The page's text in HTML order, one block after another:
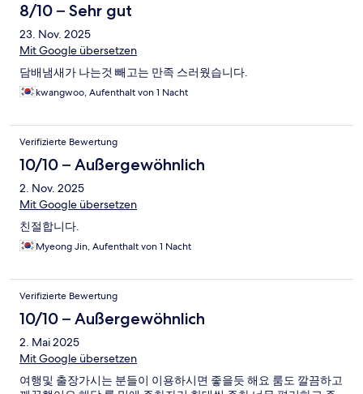
8/10 – Sehr gut
23. Nov. 2025
Mit Google übersetzen
담배냄새가 나는것 빼고는 만족 스러웠습니다.
kwangwoo, Aufenthalt von 1 Nacht
Verifizierte Bewertung
10/10 – Außergewöhnlich
2. Nov. 2025
Mit Google übersetzen
친절합니다.
Myeong Jin, Aufenthalt von 1 Nacht
Verifizierte Bewertung
10/10 – Außergewöhnlich
2. Mai 2025
Mit Google übersetzen
여행및 출장가시는 분들이 이용하시면 좋을듯 해요 룸도 깔끔하고